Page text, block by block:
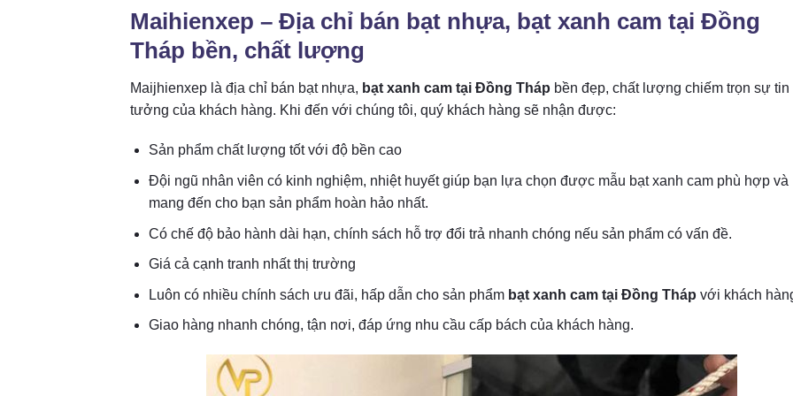
Maihienxep – Địa chỉ bán bạt nhựa, bạt xanh cam tại Đồng
Tháp bền, chất lượng
Maijhienxep là địa chỉ bán bạt nhựa, bạt xanh cam tại Đồng Tháp bền đẹp, chất lượng chiếm trọn sự tin
tưởng của khách hàng. Khi đến với chúng tôi, quý khách hàng sẽ nhận được:
Sản phẩm chất lượng tốt với độ bền cao
Đội ngũ nhân viên có kinh nghiệm, nhiệt huyết giúp bạn lựa chọn được mẫu bạt xanh cam phù hợp và
mang đến cho bạn sản phẩm hoàn hảo nhất.
Có chế độ bảo hành dài hạn, chính sách hỗ trợ đổi trả nhanh chóng nếu sản phẩm có vấn đề.
Giá cả cạnh tranh nhất thị trường
Luôn có nhiều chính sách ưu đãi, hấp dẫn cho sản phẩm bạt xanh cam tại Đồng Tháp với khách
Giao hàng nhanh chóng, tận nơi, đáp ứng nhu cầu cấp bách của khách hàng.